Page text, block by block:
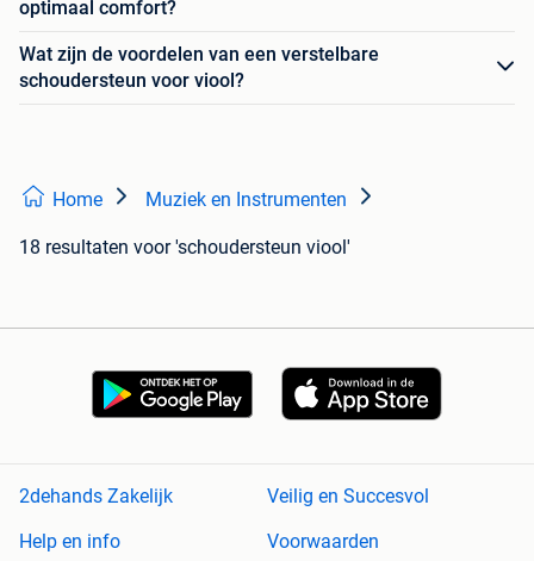
optimaal comfort?
Wat zijn de voordelen van een verstelbare
schoudersteun voor viool?
Home Muziek en Instrumenten
18 resultaten voor 'schoudersteun viool'
2dehands Zakelijk
Veilig en Succesvol
Help en info
Voorwaarden